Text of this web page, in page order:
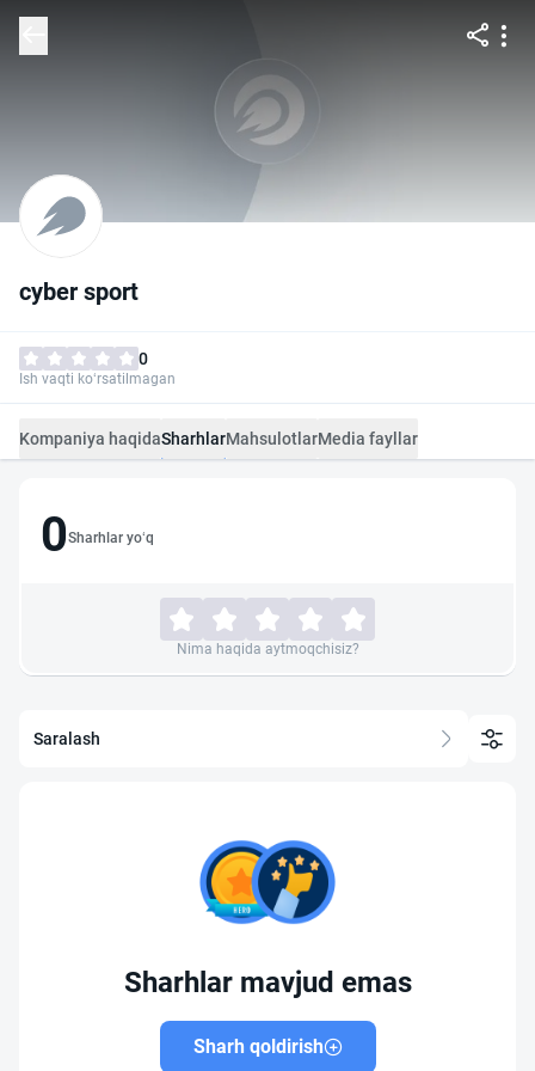
cyber sport
0
Ish vaqti ko‘rsatilmagan
Kompaniya haqidaSharhlarMahsulotlarMedia fayllar
0Sharhlar yo‘q
Nima haqida aytmoqchisiz?
Saralash
Sharhlar mavjud emas
Sharh qoldirish